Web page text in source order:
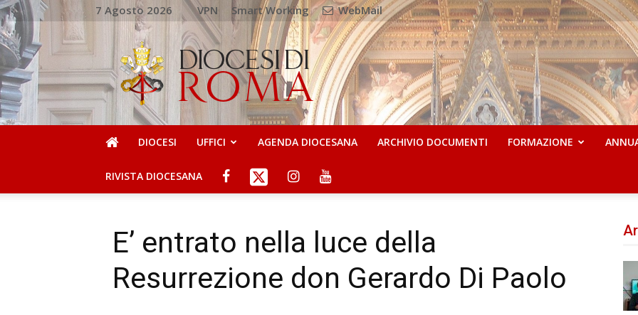
7 Agosto 2026 VPN Smart Working WebMail
DIOCESI
DI
ROMA
DIOCESI UFFICI AGENDA DIOCESANA ARCHIVIO DOCUMENTI FORMAZIONE
RIVISTA DIOCESANA
E’ entrato nella luce della
Resurrezione don Gerardo Di Paolo